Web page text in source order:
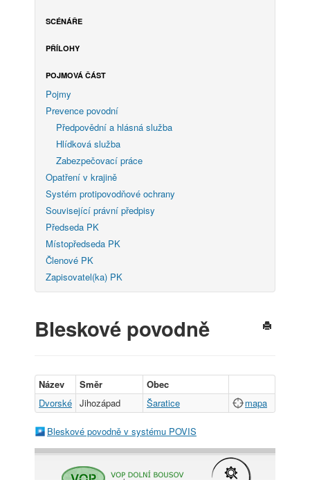
SCÉNÁŘE
PŘÍLOHY
POJMOVÁ ČÁST
Pojmy
Prevence povodní
Předpovědní a hlásná služba
Hlídková služba
Zabezpečovací práce
Opatření v krajině
Systém protipovodňové ochrany
Související právní předpisy
Předseda PK
Místopředseda PK
Členové PK
Zapisovatel(ka) PK
Bleskové povodně
Název Směr
Obec
Dvorské Jihozápad Šaratice mapa
Bleskové povodně v systému POVIS